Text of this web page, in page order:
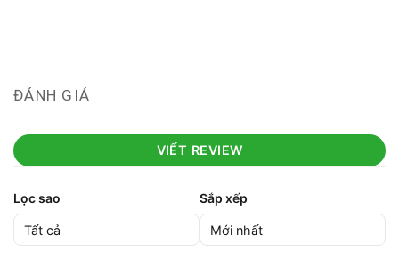
ĐÁNH GIÁ
VIẾT REVIEW
Lọc sao Sắp xếp